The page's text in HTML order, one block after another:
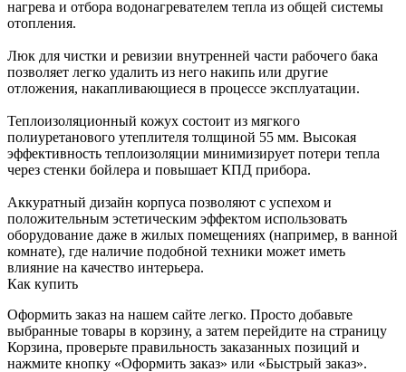
нагрева и отбора водонагревателем тепла из общей системы
отопления.
Люк для чистки и ревизии внутренней части рабочего бака
позволяет легко удалить из него накипь или другие
отложения, накапливающиеся в процессе эксплуатации.
Теплоизоляционный кожух состоит из мягкого
полиуретанового утеплителя толщиной 55 мм. Высокая
эффективность теплоизоляции минимизирует потери тепла
через стенки бойлера и повышает КПД прибора.
Аккуратный дизайн корпуса позволяют с успехом и
положительным эстетическим эффектом использовать
оборудование даже в жилых помещениях (например, в ванной
комнате), где наличие подобной техники может иметь
влияние на качество интерьера.
Как купить
Оформить заказ на нашем сайте легко. Просто добавьте
выбранные товары в корзину, а затем перейдите на страницу
Корзина, проверьте правильность заказанных позиций и
нажмите кнопку «Оформить заказ» или «Быстрый заказ».